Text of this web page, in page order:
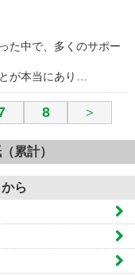
た中で、多くのサポー
が本当にあり…
8 ＞
累計）
ら